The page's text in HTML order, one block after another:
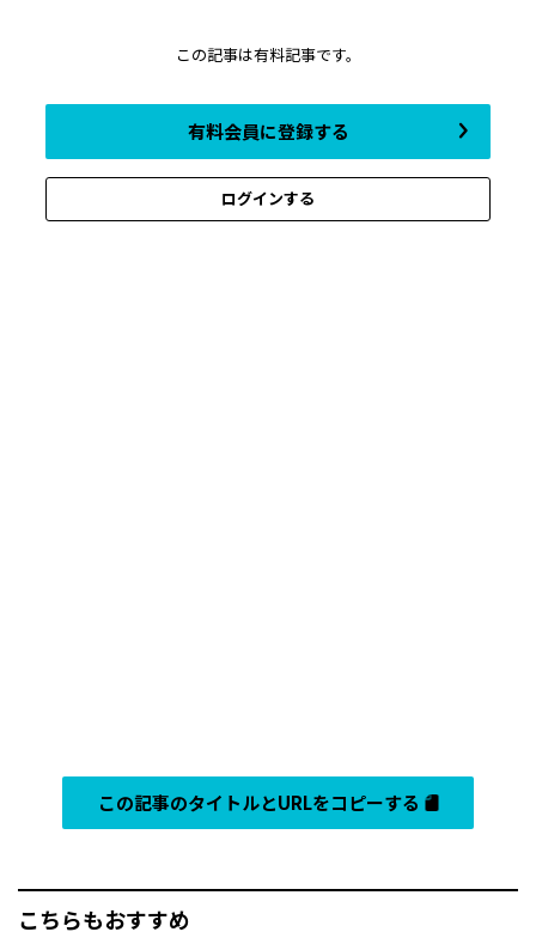
この記事は有料記事です。
有料会員に登録する
ログインする
この記事のタイトルとURLをコピーする
こちらもおすすめ